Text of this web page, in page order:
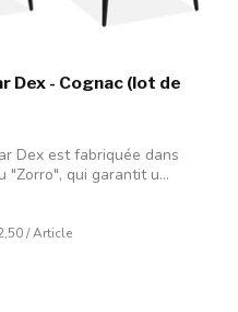
Dex - Cognac (lot de
Dex est fabriquée dans
"Zorro", qui garantit u...
/ Article